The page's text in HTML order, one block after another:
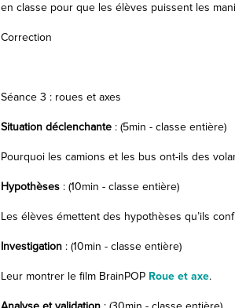
en classe pour que les élèves puissent les
Correction
Séance 3 : roues et axes
Situation déclenchante : (5min - classe entière)
Pourquoi les camions et les bus ont-ils des
Hypothèses : (10min - classe entière)
Les élèves émettent des hypothèses qu’ils
Investigation : (10min - classe entière)
Leur montrer le film BrainPOP Roue et axe.